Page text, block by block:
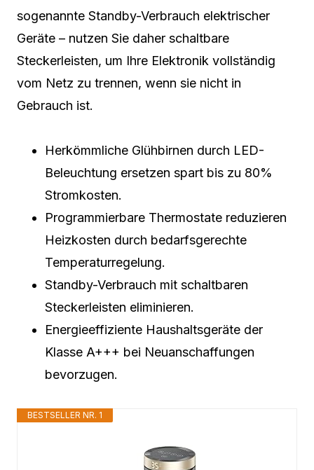
sogenannte Standby-Verbrauch elektrischer
Geräte – nutzen Sie daher schaltbare
Steckerleisten, um Ihre Elektronik vollständig
vom Netz zu trennen, wenn sie nicht in
Gebrauch ist.
Herkömmliche Glühbirnen durch LED-
Beleuchtung ersetzen spart bis zu 80%
Stromkosten.
Programmierbare Thermostate reduzieren
Heizkosten durch bedarfsgerechte
Temperaturregelung.
Standby-Verbrauch mit schaltbaren
Steckerleisten eliminieren.
Energieeffiziente Haushaltsgeräte der
Klasse A+++ bei Neuanschaffungen
bevorzugen.
BESTSELLER NR. 1